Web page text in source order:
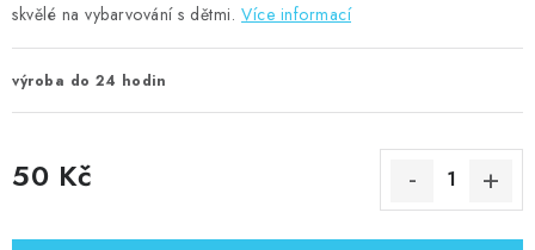
skvělé na vybarvování s dětmi. Více informací
výroba do 24 hodin
50 Kč